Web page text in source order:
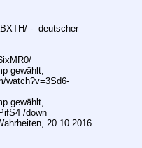
-  deutscher
gewählt,
watch?v=3Sd6-
gewählt,
/down
20.10.2016